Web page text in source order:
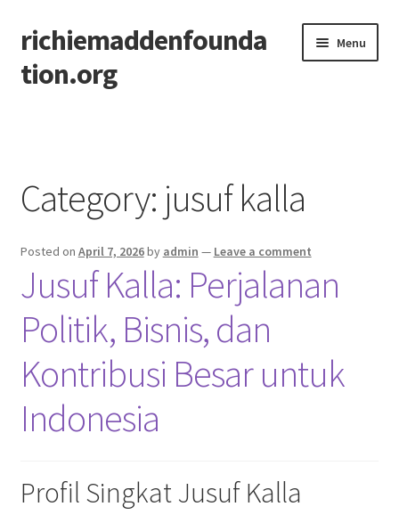
Skip
to
navigation
Skip
to
content
richiemaddenfounda
tion.org
Menu
Category: jusuf kalla
Posted on April 7, 2026by admin — Leave a comment
Jusuf Kalla: Perjalanan
Politik, Bisnis, dan
Kontribusi Besar untuk
Indonesia
Profil Singkat Jusuf Kalla